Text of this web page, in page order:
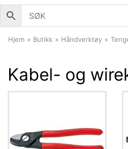
Hjem » Butikk » Håndverktøy »
Kabel- og